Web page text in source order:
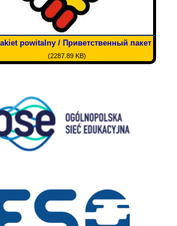
powitalny / Приветственный пакет
(2287.89 KB)